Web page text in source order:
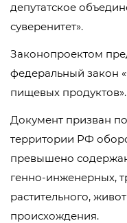
депутатское
суверенитет».
Законопроектом
федеральный закон
пищевых продуктов».
Документ призван
территории РФ
превышено
генно-инженерных,
растительного,
происхождения.